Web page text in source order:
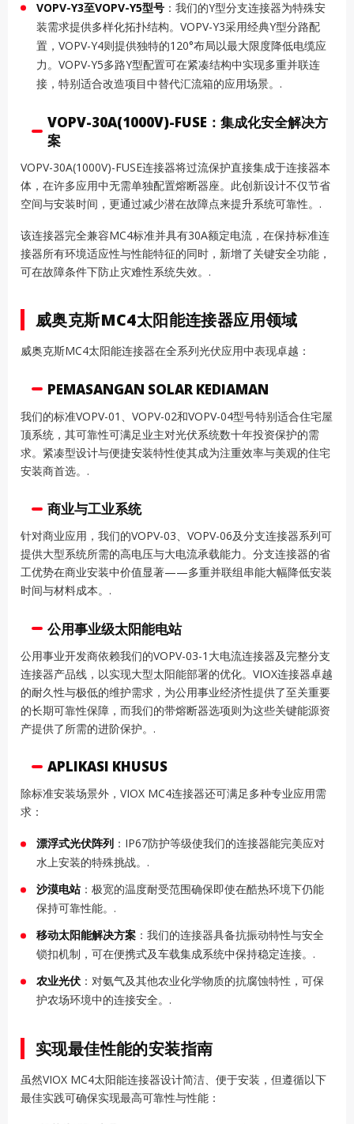
VOPV-Y3至VOPV-Y5型号 ：我们的Y型分支连接器为特殊安
装需求提供多样化拓扑结构。VOPV-Y3采用经典Y型分路配
置，VOPV-Y4则提供独特的120°布局以最大限度降低电缆应
力。VOPV-Y5多路Y型配置可在紧凑结构中实现多重并联连
接，特别适合改造项目中替代汇流箱的应用场景。.
VOPV-30A(1000V)-FUSE：集成化安全解决方
案
VOPV-30A(1000V)-FUSE连接器将过流保护直接集成于连接器本
体，在许多应用中无需单独配置熔断器座。此创新设计不仅节省
空间与安装时间，更通过减少潜在故障点来提升系统可靠性。.
该连接器完全兼容MC4标准并具有30A额定电流，在保持标准连
接器所有环境适应性与性能特征的同时，新增了关键安全功能，
可在故障条件下防止灾难性系统失效。.
威奥克斯MC4太阳能连接器应用领域
威奥克斯MC4太阳能连接器在全系列光伏应用中表现卓越：
PEMASANGAN SOLAR KEDIAMAN
我们的标准VOPV-01、VOPV-02和VOPV-04型号特别适合住宅屋
顶系统，其可靠性可满足业主对光伏系统数十年投资保护的需
求。紧凑型设计与便捷安装特性使其成为注重效率与美观的住宅
安装商首选。.
商业与工业系统
针对商业应用，我们的VOPV-03、VOPV-06及分支连接器系列可
提供大型系统所需的高电压与大电流承载能力。分支连接器的省
工优势在商业安装中价值显著——多重并联组串能大幅降低安装
时间与材料成本。.
公用事业级太阳能电站
公用事业开发商依赖我们的VOPV-03-1大电流连接器及完整分支
连接器产品线，以实现大型太阳能部署的优化。VIOX连接器卓越
的耐久性与极低的维护需求，为公用事业经济性提供了至关重要
的长期可靠性保障，而我们的带熔断器选项则为这些关键能源资
产提供了所需的进阶保护。.
APLIKASI KHUSUS
除标准安装场景外，VIOX MC4连接器还可满足多种专业应用需
求：
漂浮式光伏阵列 ：IP67防护等级使我们的连接器能完美应对
水上安装的特殊挑战。.
沙漠电站：极宽的温度耐受范围确保即使在酷热环境下仍能
保持可靠性能。.
移动太阳能解决方案 ：我们的连接器具备抗振动特性与安全
锁扣机制，可在便携式及车载集成系统中保持稳定连接。.
农业光伏 ：对氨气及其他农业化学物质的抗腐蚀特性，可保
护农场环境中的连接安全。.
实现最佳性能的安装指南
虽然VIOX MC4太阳能连接器设计简洁、便于安装，但遵循以下
最佳实践可确保实现最高可靠性与性能：